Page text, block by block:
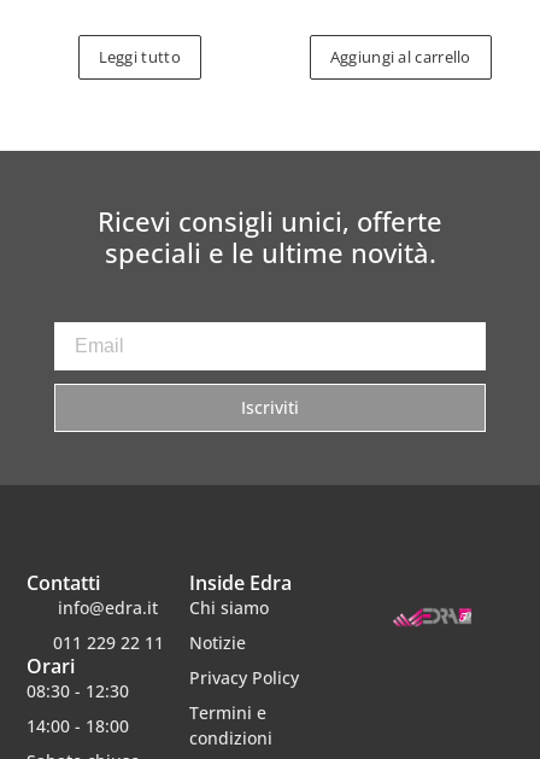
Leggi tutto Aggiungi al carrello
Ricevi consigli unici, offerte
speciali e le ultime novità.
Iscriviti
Inside Edra
Chi siamo
Notizie
Privacy Policy
Termini e
condizioni
Contatti
info@edra.it
011 229 22 11
Orari
08:30 - 12:30
14:00 - 18:00